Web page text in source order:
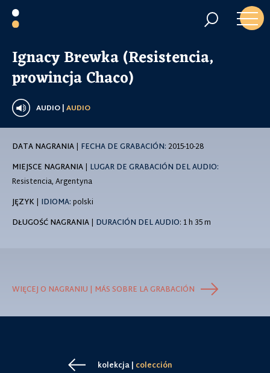
AUDIO |AUDIO
Ignacy Brewka (Resistencia,
prowincja Chaco)
DATA NAGRANIA| FECHA DE GRABACIÓN:2015-10-28
MIEJSCE NAGRANIA| LUGAR DE GRABACIÓN DEL AUDIO:
Resistencia, Argentyna
JĘZYK| IDIOMA:polski
DŁUGOŚĆ NAGRANIA| DURACIÓN DEL AUDIO: 1 h 35 m
WIĘCEJ O NAGRANIU | MÁS SOBRE LA GRABACIÓN
kolekcja | colección